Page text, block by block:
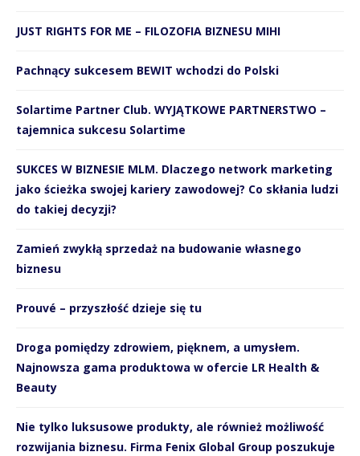
JUST RIGHTS FOR ME – FILOZOFIA BIZNESU MIHI
Pachnący sukcesem BEWIT wchodzi do Polski
Solartime Partner Club. WYJĄTKOWE PARTNERSTWO –
tajemnica sukcesu Solartime
SUKCES W BIZNESIE MLM. Dlaczego network marketing
jako ścieżka swojej kariery zawodowej? Co skłania ludzi
do takiej decyzji?
Zamień zwykłą sprzedaż na budowanie własnego
biznesu
Prouvé – przyszłość dzieje się tu
Droga pomiędzy zdrowiem, pięknem, a umysłem.
Najnowsza gama produktowa w ofercie LR Health &
Beauty
Nie tylko luksusowe produkty, ale również możliwość
rozwijania biznesu. Firma Fenix Global Group poszukuje